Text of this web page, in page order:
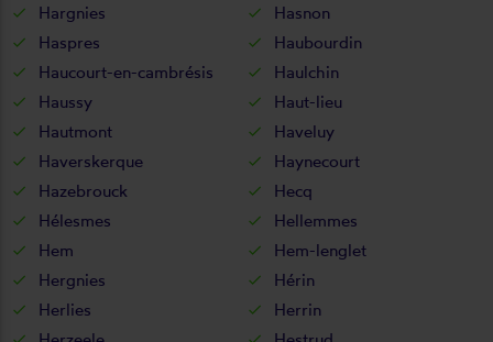
Hargnies
Hasnon
Haspres
Haubourdin
Haucourt-en-cambrésis
Haulchin
Haussy
Haut-lieu
Hautmont
Haveluy
Haverskerque
Haynecourt
Hazebrouck
Hecq
Hélesmes
Hellemmes
Hem
Hem-lenglet
Hergnies
Hérin
Herlies
Herrin